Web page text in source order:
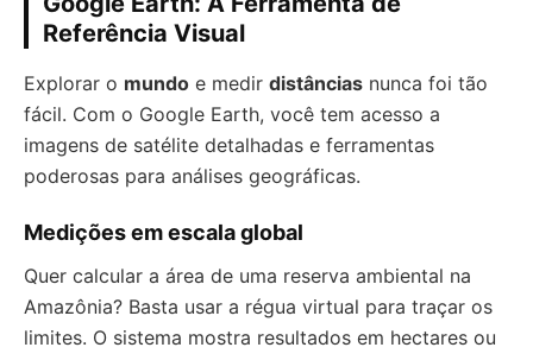
Referência Visual
Explorar o mundo e medir distâncias nunca foi tão
fácil. Com o Google Earth, você tem acesso a
imagens de satélite detalhadas e ferramentas
poderosas para análises geográficas.
Medições em escala global
Quer calcular a área de uma reserva ambiental na
Amazônia? Basta usar a régua virtual para traçar os
limites. O sistema mostra resultados em hectares ou